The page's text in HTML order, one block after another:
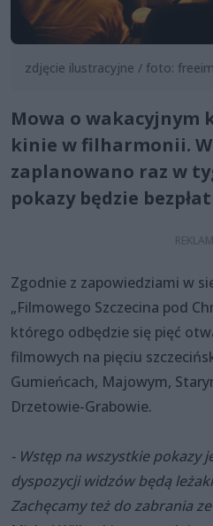
zdjęcie ilustracyjne / foto:
Mowa o wakacyjnym
kinie w filharmonii.
zaplanowano raz w
pokazy będzie
Zgodnie z zapowiedziami w
„Filmowego Szczecina pod
którego odbędzie się pięć
filmowych na pięciu
Gumieńcach, Majowym,
Drzetowie-Grabowie.
- Wstęp na wszystkie pokazy
dyspozycji widzów będą
Zachęcamy też do zabrania